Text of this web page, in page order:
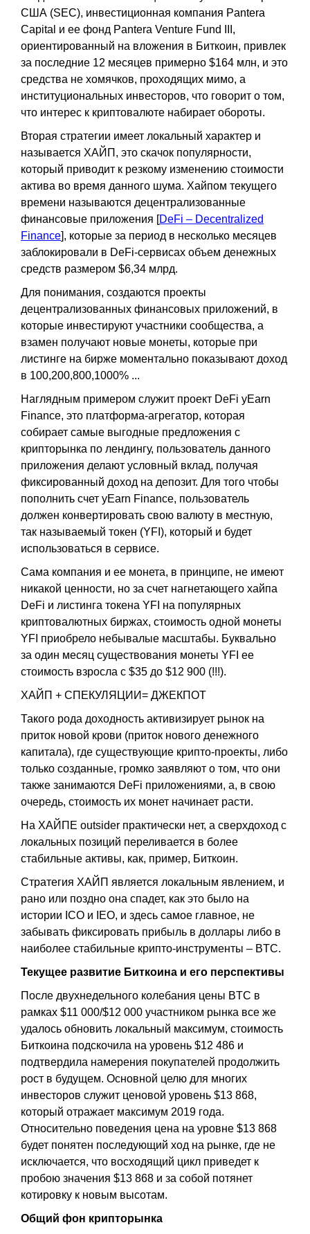
США (SEC), инвестиционная компания Pantera
Capital и ее фонд Pantera Venture Fund III,
ориентированный на вложения в Биткоин, привлек
за последние 12 месяцев примерно $164 млн, и это
средства не хомячков, проходящих мимо, а
институциональных инвесторов, что говорит о том,
что интерес к криптовалюте набирает обороты.
Вторая стратегии имеет локальный характер и
называется ХАЙП, это скачок популярности,
который приводит к резкому изменению стоимости
актива во время данного шума. Хайпом текущего
времени называются децентрализованные
финансовые приложения [DeFi – Decentralized
Finance], которые за период в несколько месяцев
заблокировали в DeFi-сервисах объем денежных
средств размером $6,34 млрд.
Для понимания, создаются проекты
децентрализованных финансовых приложений, в
которые инвестируют участники сообщества, а
взамен получают новые монеты, которые при
листинге на бирже моментально показывают доход
в 100,200,800,1000% ...
Наглядным примером служит проект DeFi yEarn
Finance, это платформа-агрегатор, которая
собирает самые выгодные предложения с
крипторынка по лендингу, пользователь данного
приложения делают условный вклад, получая
фиксированный доход на депозит. Для того чтобы
пополнить счет yEarn Finance, пользователь
должен конвертировать свою валюту в местную,
так называемый токен (YFI), который и будет
использоваться в сервисе.
Сама компания и ее монета, в принципе, не имеют
никакой ценности, но за счет нагнетающего хайпа
DeFi и листинга токена YFI на популярных
криптовалютных биржах, стоимость одной монеты
YFI приобрело небывалые масштабы. Буквально
за один месяц существования монеты YFI ее
стоимость взросла с $35 до $12 900 (!!!).
ХАЙП + СПЕКУЛЯЦИИ= ДЖЕКПОТ
Такого рода доходность активизирует рынок на
приток новой крови (приток нового денежного
капитала), где существующие крипто-проекты, либо
только созданные, громко заявляют о том, что они
также занимаются DeFi приложениями, а, в свою
очередь, стоимость их монет начинает расти.
На ХАЙПЕ outsider практически нет, а сверхдоход с
локальных позиций переливается в более
стабильные активы, как, пример, Биткоин.
Стратегия ХАЙП является локальным явлением, и
рано или поздно она спадет, как это было на
истории ICO и IEO, и здесь самое главное, не
забывать фиксировать прибыль в доллары либо в
наиболее стабильные крипто-инструменты – BTC.
Текущее развитие Биткоина и его перспективы
После двухнедельного колебания цены BTC в
рамках $11 000/$12 000 участником рынка все же
удалось обновить локальный максимум, стоимость
Биткоина подскочила на уровень $12 486 и
подтвердила намерения покупателей продолжить
рост в будущем. Основной целю для многих
инвесторов служит ценовой уровень $13 868,
который отражает максимум 2019 года.
Относительно поведения цена на уровне $13 868
будет понятен последующий ход на рынке, где не
исключается, что восходящий цикл приведет к
пробою значения $13 868 и за собой потянет
котировку к новым высотам.
Общий фон крипторынка